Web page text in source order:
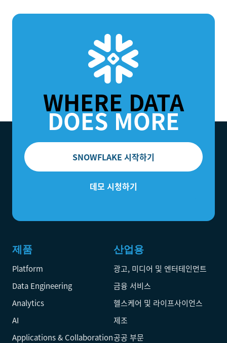
WHERE DATA
DOES MORE
SNOWFLAKE 시작하기
데모 시청하기
제품
Platform
Data Engineering
Analytics
AI
Applications & Collaboration
산업용
광고, 미디어 및 엔터테인먼트
금융 서비스
헬스케어 및 라이프사이언스
제조
공공 부문